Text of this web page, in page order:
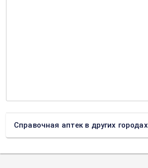
Справочная аптек в других городах